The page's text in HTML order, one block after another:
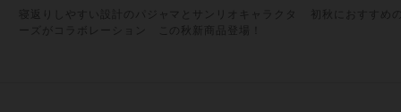
寝返りしやすい設計のパジャマとサンリオキャラクタ
ーズがコラボレーション この秋新商品登場！
初秋におすすめ